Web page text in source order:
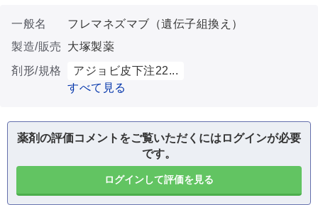
一般名
フレマネズマブ（遺伝子組換え）
製造/販売
大塚製薬
剤形/規格
アジョビ皮下注22...
すべて見る
薬剤の評価コメントをご覧いただくにはログインが必要
です。
ログインして評価を見る